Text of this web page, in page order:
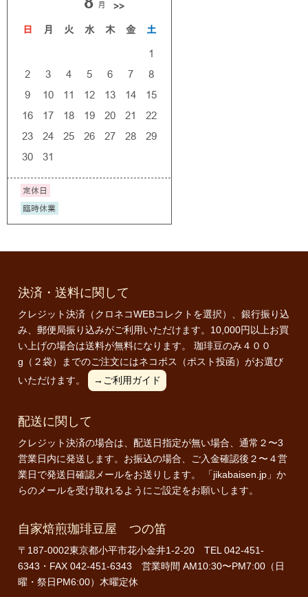
決済・送料に関して
クレジット決済（クロネコWEBコレクトを選択）、銀行振り込
み、郵便局振り込みがご利用いただけます。10,000円以上お買
い上げの場合は送料が無料になります。 珈琲豆のみ４００
g（２袋）までのご注文にはネコポス（ポスト投函）がお選び
いただけます。
→ご利用ガイド
配送に関して
クレジット決済の場合は、配送日指定が無い場合、通常２〜3
営業日内に発送します。お振込の場合、ご入金確認後２〜４営
業日で発送日確認メールをお送りします。 「jikabaisen.jp」か
らのメールを受け取れるようにご設定をお願いします。
自家焙煎珈琲豆屋 つの笛
〒187-0002東京都小平市花小金井1-2-20 TEL 042-451-
6343・FAX 042-451-6343 営業時間 AM10:30〜PM7:00（日
曜・祭日PM6:00）木曜定休